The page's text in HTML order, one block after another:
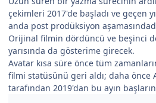
çekimleri 2017'de başladı ve geçen
anda post prodüksiyon
Orijinal filmin dördüncü ve beşinci
yarısında da gösterime girecek.
Avatar kısa süre önce tüm
filmi statüsünü geri aldı; daha önce
tarafından 2019'dan bu ayın